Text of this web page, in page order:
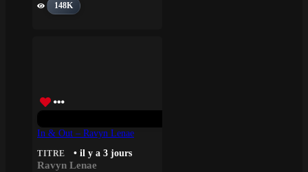
148K
In & Out – Ravyn Lenae
TITRE • il y a 3 jours
Ravyn Lenae